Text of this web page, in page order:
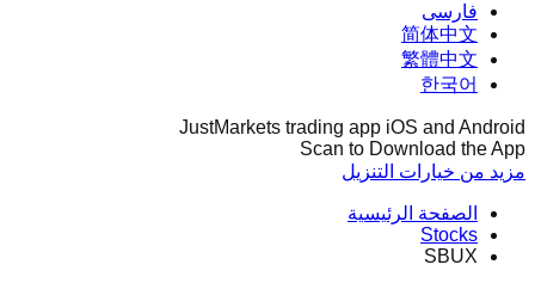
فارسی
简体中文
繁體中文
한국어
JustMarkets trading app iOS and Android
Scan to Download the App
مزيد من خيارات التنزيل
الصفحة الرئيسية
Stocks
SBUX